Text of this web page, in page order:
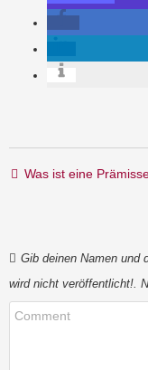
Post
Was ist eine
Gib deinen Namen und
wird nicht veröffentlicht!.